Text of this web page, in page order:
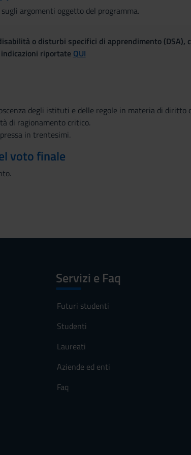
argomenti oggetto del programma.
o disturbi specifici di apprendimento (DSA),
riportate QUI
degli istituti e delle regole in materia di
di ragionamento critico.
in trentesimi.
voto finale
Servizi e Faq
Futuri studenti
Studenti
Laureati
Aziende ed enti
Faq